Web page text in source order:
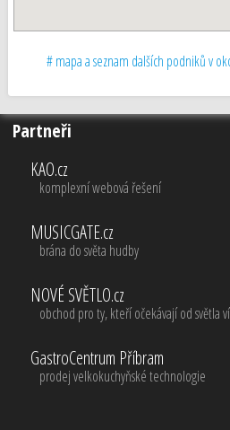
# mapa a seznam dalších podniků v
Partneři
KAO.cz
komplexní webová řešení
MUSICGATE.cz
brána do světa hudby
NOVÉ SVĚTLO.cz
obchod pro ty, kteří očekávají od světla
GastroCentrum Příbram
prodej velkokuchyňské technologie